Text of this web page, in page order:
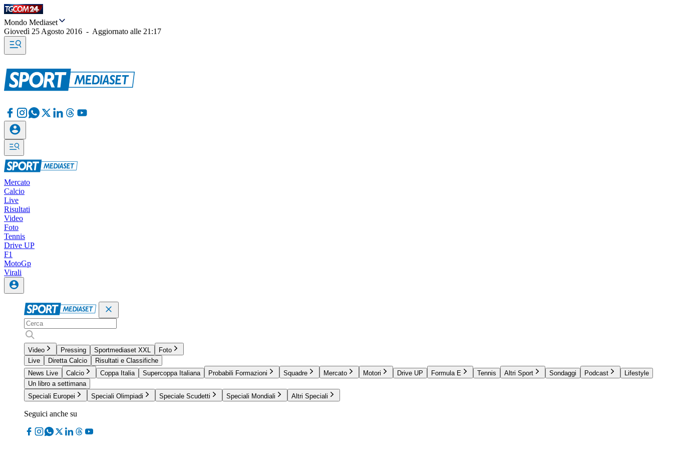
Mondo Mediaset
Giovedì 25 Agosto 2016 - Aggiornato alle 21:17
Mercato
Calcio
Live
Risultati
Video
Foto
Tennis
Drive UP
F1
MotoGp
Virali
Video Pressing Sportmediaset XXL
Foto
Live
Diretta Calcio
Risultati e Classifiche
News Live
Calcio Coppa Italia Supercoppa Italiana Probabili Formazioni Squadre Mercato Motori Drive UP Formula E Tennis Altri Sport Sondaggi Podcast
Lifestyle
Un libro a settimana
Speciali Europei
Speciali Olimpiadi Speciale Scudetti Speciali Mondiali Altri Speciali
Seguici anche su